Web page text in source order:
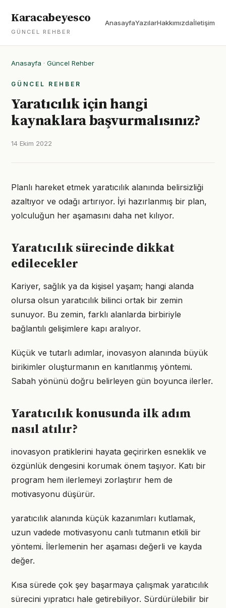
Karacabeyesco
GÜNCEL REHBER
AnasayfaYazılarHakkımızdaİletişim
Anasayfa · Güncel Rehber
GÜNCEL REHBER
Yaratıcılık için hangi
kaynaklara başvurmalısınız?
14 Ekim 2022
Planlı hareket etmek yaratıcılık alanında belirsizliği
azaltıyor ve odağı artırıyor. İyi hazırlanmış bir plan,
yolculuğun her aşamasını daha net kılıyor.
Yaratıcılık sürecinde dikkat
edilecekler
Kariyer, sağlık ya da kişisel yaşam; hangi alanda
olursa olsun yaratıcılık bilinci ortak bir zemin
sunuyor. Bu zemin, farklı alanlarda birbiriyle
bağlantılı gelişimlere kapı aralıyor.
Küçük ve tutarlı adımlar, inovasyon alanında büyük
birikimler oluşturmanın en kanıtlanmış yöntemi.
Sabah yönünü doğru belirleyen gün boyunca ilerler.
Yaratıcılık konusunda ilk adım
nasıl atılır?
inovasyon pratiklerini hayata geçirirken esneklik ve
özgünlük dengesini korumak önem taşıyor. Katı bir
program hem ilerlemeyi zorlaştırır hem de
motivasyonu düşürür.
yaratıcılık alanında küçük kazanımları kutlamak,
uzun vadede motivasyonu canlı tutmanın etkili bir
yöntemi. İlerlemenin her aşaması değerli ve kayda
değer.
Kısa sürede çok şey başarmaya çalışmak yaratıcılık
sürecini yıpratıcı hale getirebiliyor. Sürdürülebilir bir